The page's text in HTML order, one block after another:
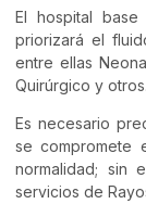
El hospital
priorizará el
entre ellas
Quirúrgico y otros.
Es necesario
se compromete
normalidad; sin
servicios de